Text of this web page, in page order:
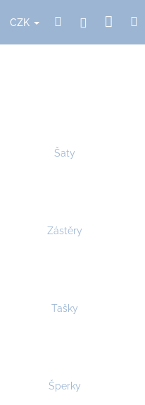
CZK HledatPřihlášení
Šaty
Zástěry
Tašky
Šperky